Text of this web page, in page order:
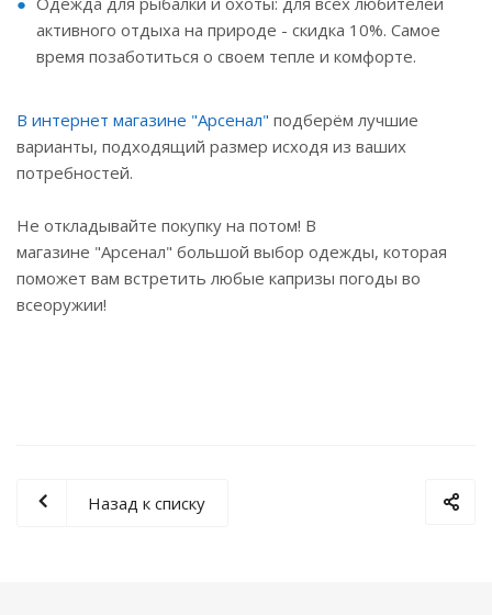
активного отдыха на природе - скидка 10%. Самое
время позаботиться о своем тепле и комфорте.
В интернет магазине "Арсенал" подберём лучшие
варианты, подходящий размер исходя из ваших
потребностей.
Не откладывайте покупку на потом! В
магазине "Арсенал" большой выбор одежды, которая
поможет вам встретить любые капризы погоды во
всеоружии!
Назад к списку